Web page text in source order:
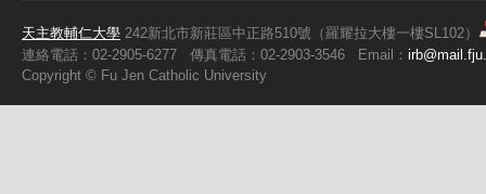
天主教輔仁大學 242新北市新莊區中正路510號（羅耀拉大樓一樓SL102）
連絡電話：02-2905-6277
傳真電話：02-2903-3546 Email：
Copyright © Fu Jen Catholic University